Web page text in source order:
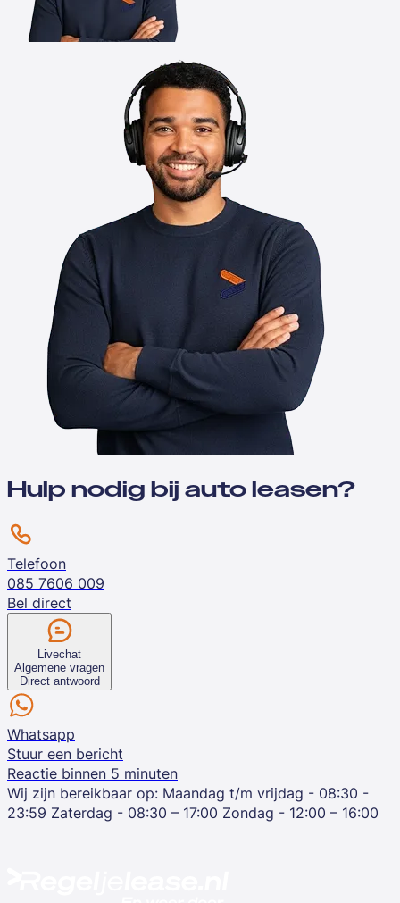
Hulp nodig bij auto leasen?
Telefoon
085 7606 009
Bel direct
Livechat
Algemene vragen
Direct antwoord
Whatsapp
Stuur een bericht
Reactie binnen 5 minuten
Wij zijn bereikbaar op: Maandag t/m vrijdag - 08:30 -
23:59 Zaterdag - 08:30 – 17:00 Zondag - 12:00 – 16:00